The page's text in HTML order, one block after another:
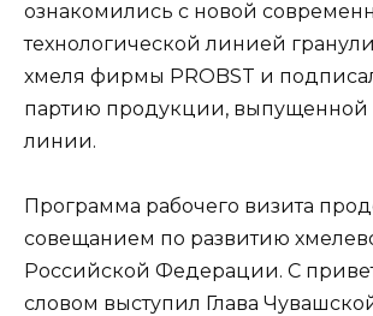
ознакомились с новой
технологической линией
хмеля фирмы PROBST и
партию продукции, выпущенной
линии.
Программа рабочего визита
совещанием по развитию
Российской Федерации. С
словом выступил Глава